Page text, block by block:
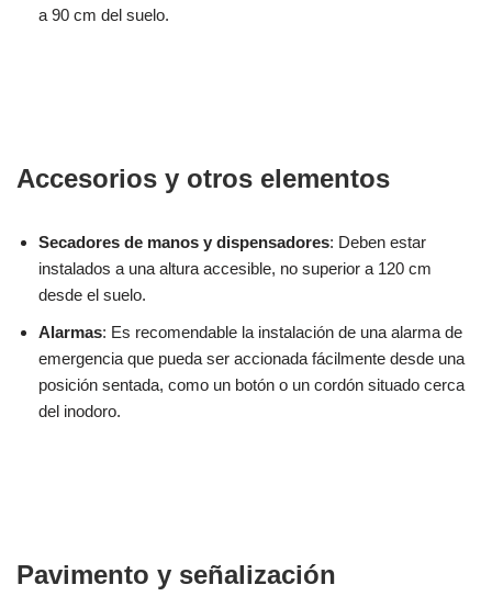
a 90 cm del suelo.
Accesorios y otros elementos
Secadores de manos y dispensadores: Deben estar
instalados a una altura accesible, no superior a 120 cm
desde el suelo.
Alarmas: Es recomendable la instalación de una alarma de
emergencia que pueda ser accionada fácilmente desde una
posición sentada, como un botón o un cordón situado cerca
del inodoro.
Pavimento y señalización